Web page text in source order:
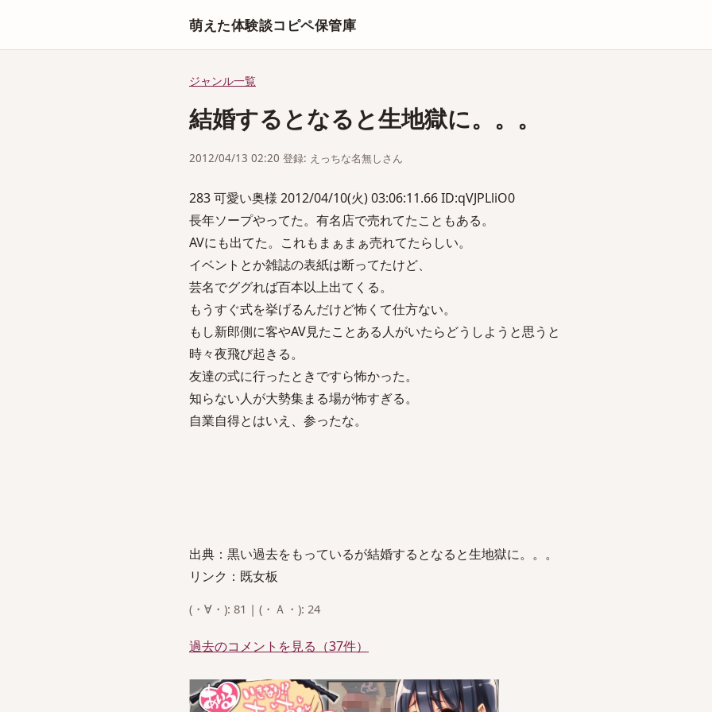
萌えた体験談コピペ保管庫
ジャンル一覧
結婚するとなると生地獄に。。。
2012/04/13 02:20 登録: えっちな名無しさん
283 可愛い奥様 2012/04/10(火) 03:06:11.66 ID:qVJPLliO0
長年ソープやってた。有名店で売れてたこともある。
AVにも出てた。これもまぁまぁ売れてたらしい。
イベントとか雑誌の表紙は断ってたけど、
芸名でググれば百本以上出てくる。
もうすぐ式を挙げるんだけど怖くて仕方ない。
もし新郎側に客やAV見たことある人がいたらどうしようと思うと
時々夜飛び起きる。
友達の式に行ったときですら怖かった。
知らない人が大勢集まる場が怖すぎる。
自業自得とはいえ、参ったな。
出典：黒い過去をもっているが結婚するとなると生地獄に。。。
リンク：既女板
(・∀・): 81 | (・Ａ・): 24
過去のコメントを見る（37件）